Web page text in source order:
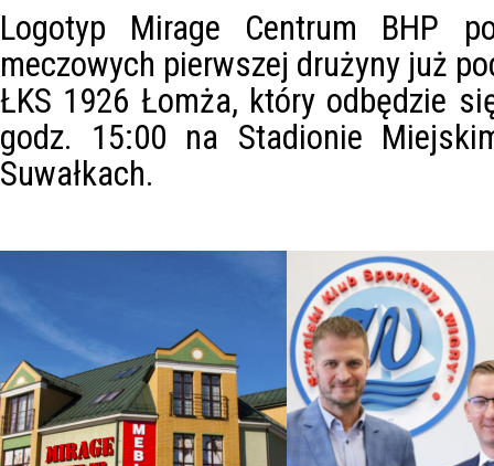
Logotyp Mirage Centrum BHP
meczowych pierwszej drużyny już
ŁKS 1926 Łomża, który odbędzie
godz. 15:00 na Stadionie
Suwałkach.